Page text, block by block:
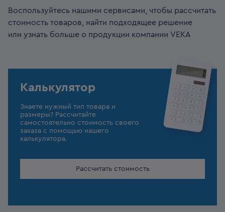
Воспользуйтесь нашими сервисами, чтобы рассчитать
стоимость товаров, найти подходящее решение
или узнать больше о продукции компании VEKA
Калькулятор
Знаете нужный тип товара и
размеры? Рассчитайте
самостоятельно стоимость своего
заказа с помощью нашего
калькулятора.
Рассчитать стоимость